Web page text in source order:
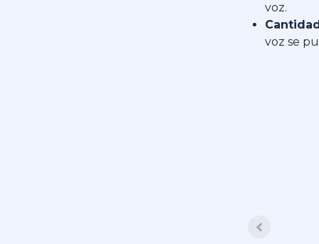
voz.
voz se